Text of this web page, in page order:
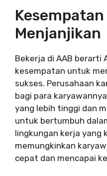
Menjanjikan
Bekerja di AAB berarti
kesempatan untuk
sukses. Perusahaan
bagi para
yang lebih tinggi dan
untuk bertumbuh
lingkungan kerja yang
memungkinkan
cepat dan mencapai